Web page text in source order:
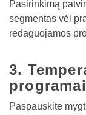
Pasirinkimą
segmentas vėl
redaguojamos
3.
programai
Paspauskite